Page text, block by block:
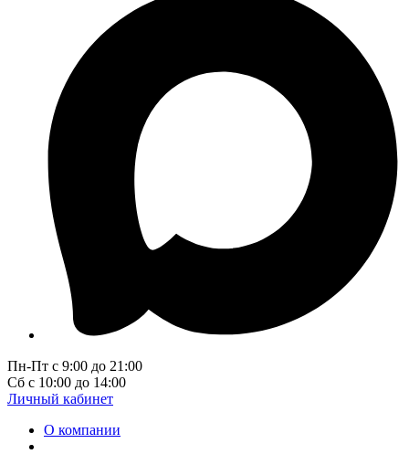
Пн-Пт с 9:00 до 21:00
Сб с 10:00 до 14:00
Личный кабинет
О компании